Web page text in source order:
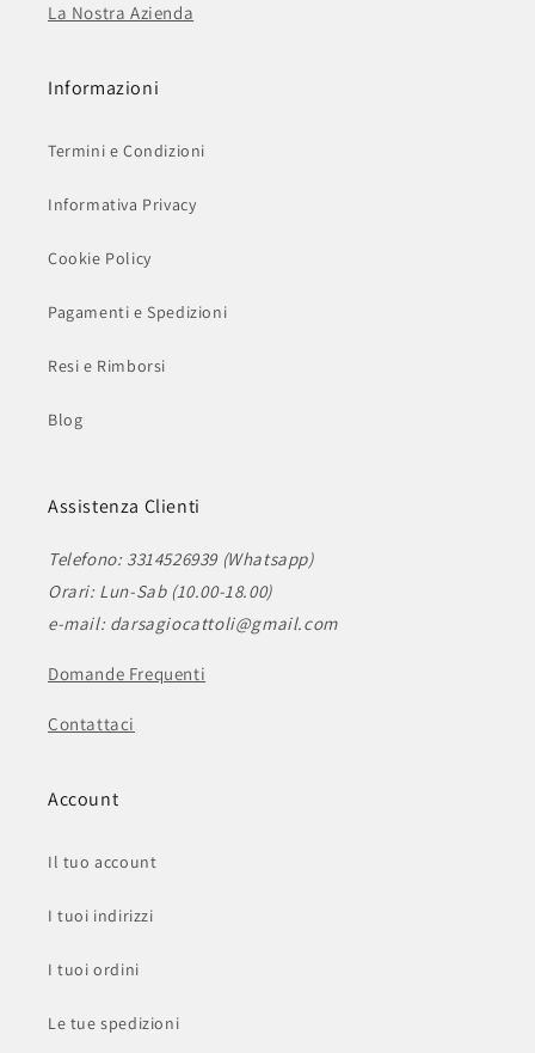
La Nostra Azienda
Informazioni
Termini e Condizioni
Informativa Privacy
Cookie Policy
Pagamenti e Spedizioni
Resi e Rimborsi
Blog
Assistenza Clienti
Telefono: 3314526939 (Whatsapp)
Orari: Lun-Sab (10.00-18.00)
e-mail: darsagiocattoli@gmail.com
Domande Frequenti
Contattaci
Account
Il tuo account
I tuoi indirizzi
I tuoi ordini
Le tue spedizioni